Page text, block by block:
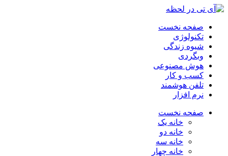
صفحه نخست
تکنولوژی
شیوه زندگی
وبگردی
هوش مصنوعی
کسب و کار
تلفن هوشمند
نرم افزار
صفحه نخست
خانه یک
خانه دو
خانه سه
خانه چهار